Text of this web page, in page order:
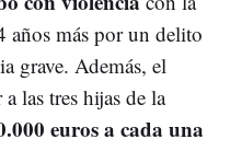
años más por un delito
grave. Además, el
las tres hijas de la
euros a cada una